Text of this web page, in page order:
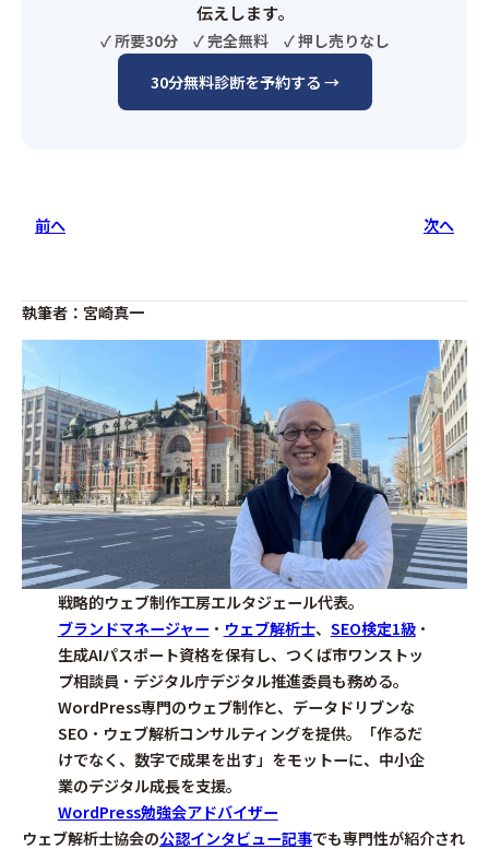
伝えします。
✓ 所要30分 ✓ 完全無料 ✓ 押し売りなし
30分無料診断を予約する →
前へ 次へ
執筆者：宮崎真一
戦略的ウェブ制作工房エルタジェール代表。
ブランドマネージャー ・ ウェブ解析士、 SEO検定1級・
生成AIパスポート資格を保有し、つくば市ワンストッ
プ相談員・デジタル庁デジタル推進委員も務める。
WordPress専門のウェブ制作と、データドリブンな
SEO・ウェブ解析コンサルティングを提供。「作るだ
けでなく、数字で成果を出す」をモットーに、中小企
業のデジタル成長を支援。
WordPress勉強会アドバイザー
ウェブ解析士協会の公認インタビュー記事でも専門性が紹介され